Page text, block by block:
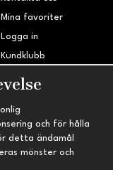
Mina favoriter
Logga in
Kundklubb
kr
och för hålla
detta ändamål
mönster och